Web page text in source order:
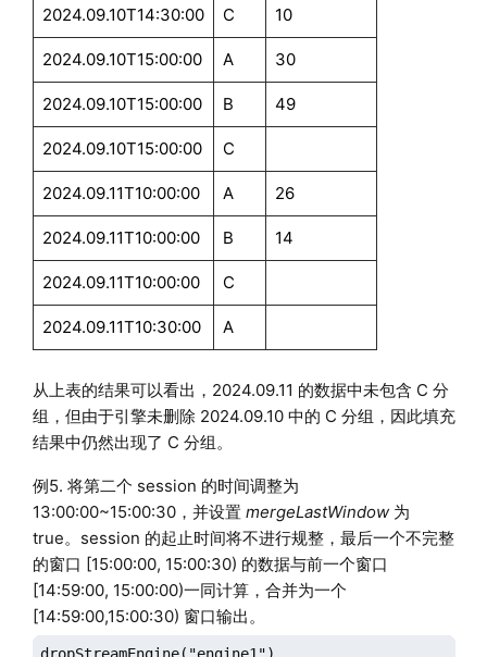
2024.09.10T14:30:00 C 10
2024.09.10T15:00:00 A 30
2024.09.10T15:00:00 B 49
2024.09.10T15:00:00 C
2024.09.11T10:00:00 A 26
2024.09.11T10:00:00 B 14
2024.09.11T10:00:00 C
2024.09.11T10:30:00 A
从上表的结果可以看出，2024.09.11 的数据中未包含 C 分
组，但由于引擎未删除 2024.09.10 中的 C 分组，因此填充
结果中仍然出现了 C 分组。
例5. 将第二个 session 的时间调整为
13:00:00~15:00:30，并设置 mergeLastWindow为
true。session 的起止时间将不进行规整，最后一个不完整
的窗口 [15:00:00, 15:00:30) 的数据与前一个窗口
[14:59:00, 15:00:00)一同计算，合并为一个
[14:59:00,15:00:30) 窗口输出。
dropStreamEngine("engine1")